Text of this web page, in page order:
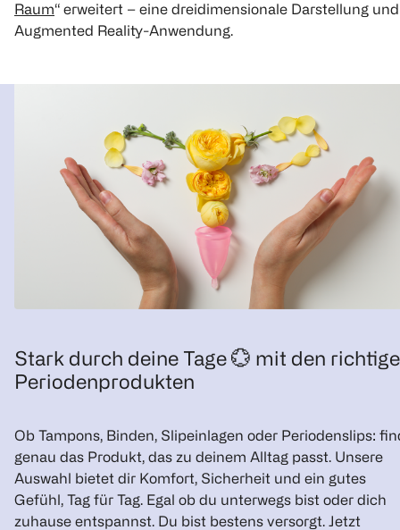
Raum“ erweitert – eine dreidimensionale Darstellung und
Augmented Reality-Anwendung.
Stark durch deine Tage 💮 mit den
Periodenprodukten
Ob Tampons, Binden, Slipeinlagen oder Periodenslips:
genau das Produkt, das zu deinem Alltag passt. Unsere
Auswahl bietet dir Komfort, Sicherheit und ein gutes
Gefühl, Tag für Tag. Egal ob du unterwegs bist oder dich
zuhause entspannst. Du bist bestens versorgt. Jetzt